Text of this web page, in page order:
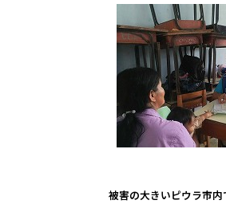
被害の大きいピウラ市